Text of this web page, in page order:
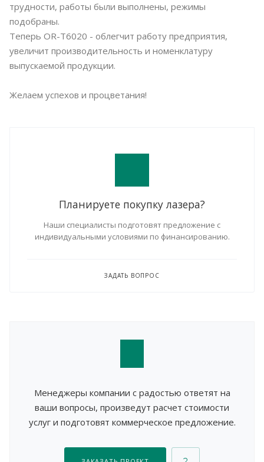
трудности, работы были выполнены, режимы
подобраны.
Теперь OR-T6020 - облегчит работу предприятия,
увеличит производительность и номенклатуру
выпускаемой продукции.
Желаем успехов и процветания!
Планируете покупку лазера?
Наши специалисты подготовят предложение с
индивидуальными условиями по финансированию.
ЗАДАТЬ ВОПРОС
Менеджеры компании с радостью ответят на
ваши вопросы, произведут расчет стоимости
услуг и подготовят коммерческое предложение.